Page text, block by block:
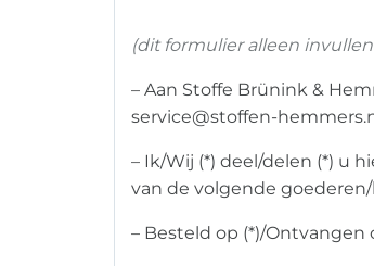
(dit formulier alleen
– Aan Stoffe Brünink &
service@stoffen-
– Ik/Wij (*) deel/delen (*) u
van de volgende
– Besteld op (*)/Ontvangen